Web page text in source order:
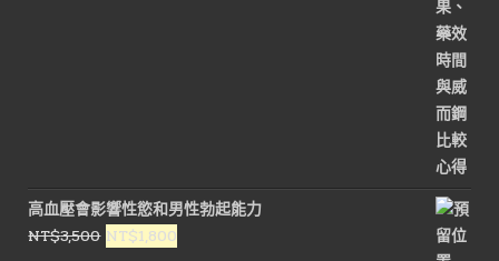
高血壓會影響性慾和男性勃起能力
NT$3,500 原
NT$1,800